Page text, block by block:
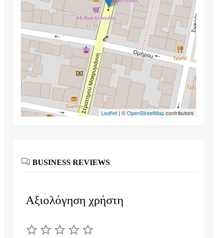
Leaflet | ©OpenStreetMapcontributors
BUSINESS REVIEWS
Αξιολόγηση χρήστη